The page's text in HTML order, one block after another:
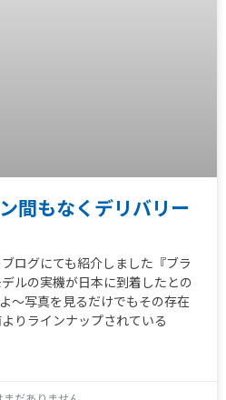
間もなくデリバリー
ログにても紹介しました『ブラ
ルの実機が日本に到着したとの
～写真を見るだけでもその存在
りラインナップされている